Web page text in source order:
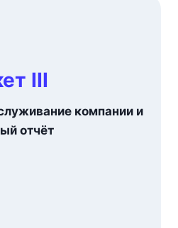
III
компании и
отчёт